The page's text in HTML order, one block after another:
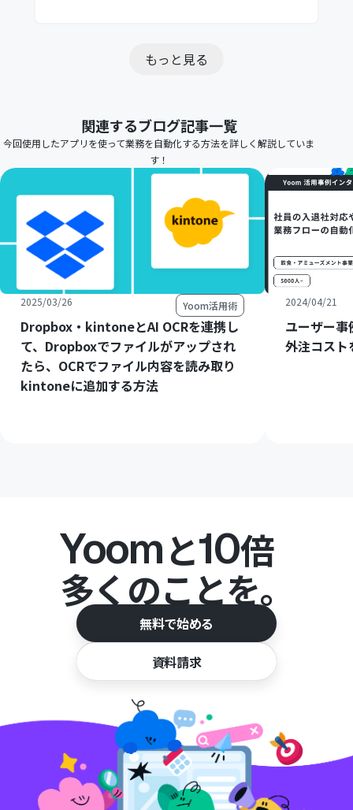
もっと見る
関連するブログ記事一覧
今回使用したアプリを使って業務を自動化する方法を詳しく解説していま
す！
2025/03/26 Yoom活用術
Dropbox・kintoneとAI OCRを連携し
て、Dropboxでファイルがアップされ
たら、OCRでファイル内容を読み取り
kintoneに追加する方法
2024/04/21
ユーザー
外注コスト
Yoomと10倍
多くのことを。
無料で始める
資料請求